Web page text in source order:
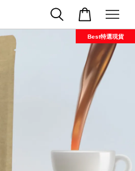
Best特選現貨